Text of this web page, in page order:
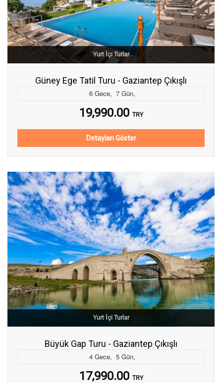
Yurt İçi Turlar
Güney Ege Tatil Turu - Gaziantep Çıkışlı
6 Gece, 7 Gün,
19,990.00 TRY
Detayları Göster
Yurt İçi Turlar
Büyük Gap Turu - Gaziantep Çıkışlı
4 Gece, 5 Gün,
17,990.00 TRY